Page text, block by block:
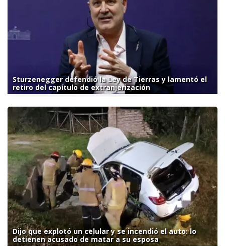
Sturzenegger defendió la Ley de Tierras y lamentó el
retiro del capítulo de extranjerización
Dijo que explotó un celular y se incendió el auto: lo
detienen acusado de matar a su esposa